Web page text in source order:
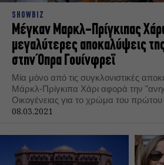
SHOWBIZ
Μέγκαν Μαρκλ-Πρίγκιπας
μεγαλύτερες αποκαλύψεις
στην Όπρα Γουίνφρεϊ
Μία μόνο από τις συγκλονιστικές
Μάρκλ-Πρίγκιπα Χάρι αφορά την
Οικογένειας για το χρώμα του πρώτου
08.03.2021